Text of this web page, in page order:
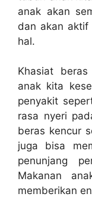
anak akan
dan akan aktif
hal.
Khasiat
anak kita
penyakit
rasa nyeri
beras kencur
juga bisa
penunjang
Makanan
memberikan